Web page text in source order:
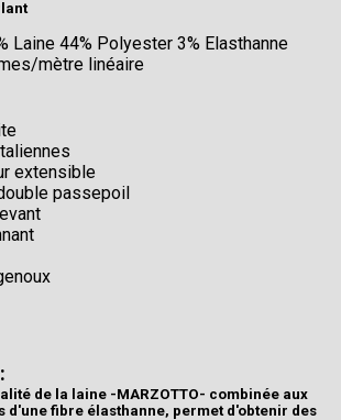
Laine 44% Polyester 3% Elasthanne
mètre linéaire
extensible
passepoil
de la laine -MARZOTTO- combinée aux
d'une fibre élasthanne, permet d'obtenir des